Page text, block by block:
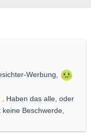
Werbung,
. Haben das alle, oder
Beschwerde,